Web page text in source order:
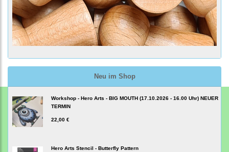
Neu im Shop
Workshop - Hero Arts - BIG MOUTH (17.10.2026 - 16.00 Uhr) NEUER
TERMIN
22,00 €
Hero Arts Stencil - Butterfly Pattern